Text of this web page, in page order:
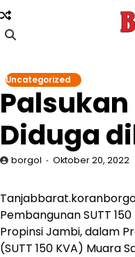
Skip
to
content
Uncategorized
Diduga
borgol Oktober 20, 2022
Pembangunan SUTT
Propinsi Jambi, dalam
(SUTT 150 KVA) Muara